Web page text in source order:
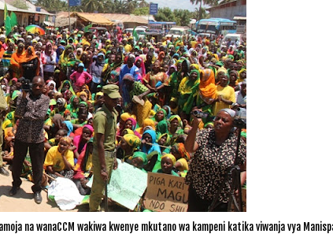
na wanaCCM wakiwa kwenye mkutano wa kampeni katika viwanja vya